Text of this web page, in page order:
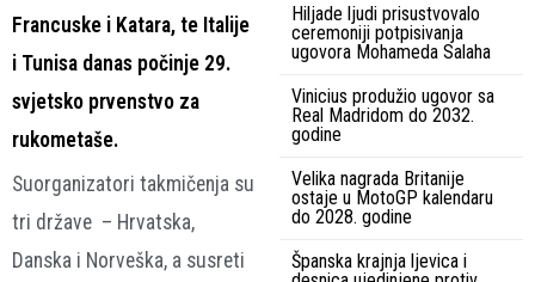
Francuske i Katara, te Italije
i Tunisa danas počinje 29.
svjetsko prvenstvo za
rukometaše.
Suorganizatori takmičenja su
tri države – Hrvatska,
Danska i Norveška, a susreti
Hiljade ljudi prisustvovalo
ceremoniji potpisivanja
ugovora Mohameda Salaha
Vinicius produžio ugovor sa
Real Madridom do 2032.
godine
Velika nagrada Britanije
ostaje u MotoGP kalendaru
do 2028. godine
Španska krajnja ljevica i